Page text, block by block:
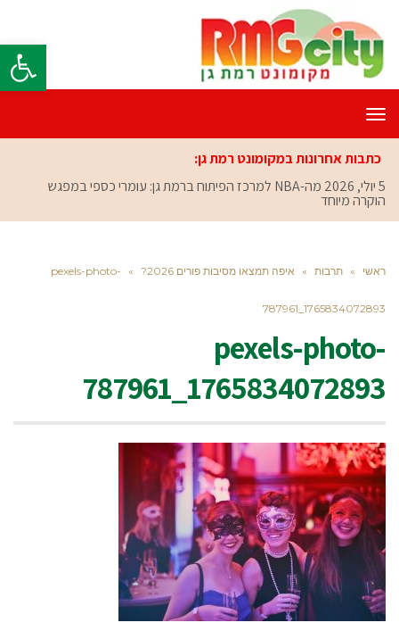
פתח
תפריט
כתבות אחרונות במקומונט רמת גן:
5 יולי, 2026
מה-NBA למרכז הפיתוח ברמת גן: עומרי כספי במפגש
הוקרה מיוחד
ראשי » תרבות » איפה תמצאו מסיבות פורים 2026? »
pexels-photo-
787961_1765834072893
pexels-photo-
787961_1765834072893